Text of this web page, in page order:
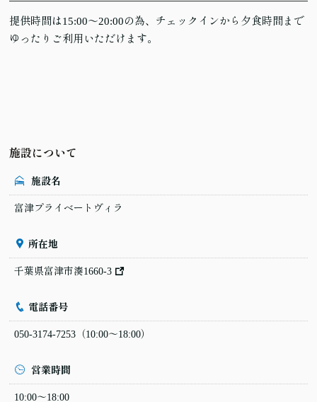
提供時間は15:00～20:00の為、チェックインから夕食時間まで
ゆったりご利用いただけます。
施設について
施設名
富津プライベートヴィラ
所在地
千葉県富津市湊1660-3
電話番号
050-3174-7253 （10:00〜18:00）
営業時間
10:00〜18:00